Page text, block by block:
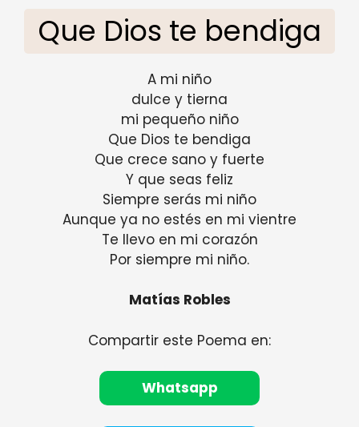
Que Dios te bendiga
A mi niño
dulce y tierna
mi pequeño niño
Que Dios te bendiga
Que crece sano y fuerte
Y que seas feliz
Siempre serás mi niño
Aunque ya no estés en mi vientre
Te llevo en mi corazón
Por siempre mi niño.
Matías Robles
Compartir este Poema en:
Whatsapp